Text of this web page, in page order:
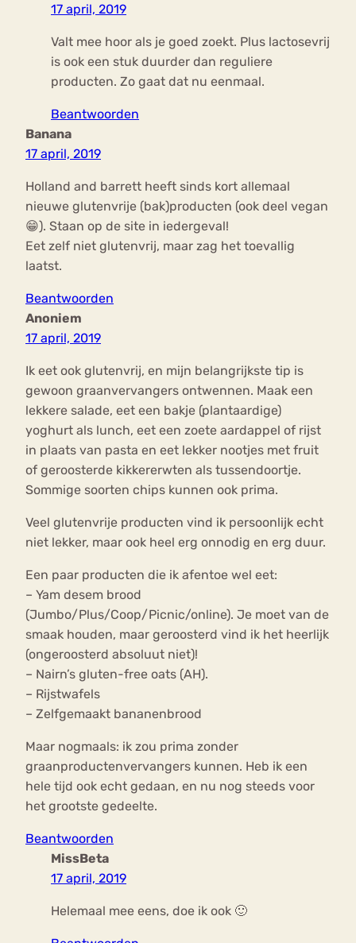
17 april, 2019
Valt mee hoor als je goed zoekt. Plus lactosevrij
is ook een stuk duurder dan reguliere
producten. Zo gaat dat nu eenmaal.
Beantwoorden
Banana
17 april, 2019
Holland and barrett heeft sinds kort allemaal
nieuwe glutenvrije (bak)producten (ook deel vegan
😁). Staan op de site in iedergeval!
Eet zelf niet glutenvrij, maar zag het toevallig
laatst.
Beantwoorden
Anoniem
17 april, 2019
Ik eet ook glutenvrij, en mijn belangrijkste tip is
gewoon graanvervangers ontwennen. Maak een
lekkere salade, eet een bakje (plantaardige)
yoghurt als lunch, eet een zoete aardappel of rijst
in plaats van pasta en eet lekker nootjes met fruit
of geroosterde kikkererwten als tussendoortje.
Sommige soorten chips kunnen ook prima.
Veel glutenvrije producten vind ik persoonlijk echt
niet lekker, maar ook heel erg onnodig en erg duur.
Een paar producten die ik afentoe wel eet:
– Yam desem brood
(Jumbo/Plus/Coop/Picnic/online). Je moet van de
smaak houden, maar geroosterd vind ik het heerlijk
(ongeroosterd absoluut niet)!
– Nairn’s gluten-free oats (AH).
– Rijstwafels
– Zelfgemaakt bananenbrood
Maar nogmaals: ik zou prima zonder
graanproductenvervangers kunnen. Heb ik een
hele tijd ook echt gedaan, en nu nog steeds voor
het grootste gedeelte.
Beantwoorden
MissBeta
17 april, 2019
Helemaal mee eens, doe ik ook 🙂